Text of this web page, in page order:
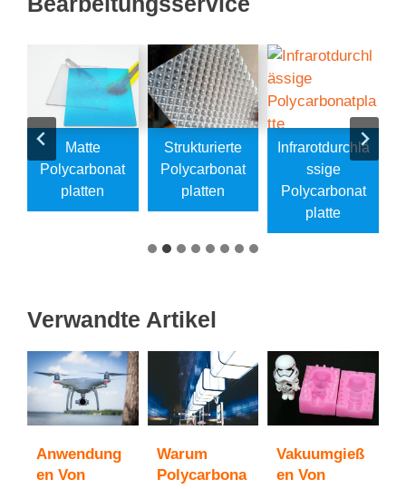
Matte
Polycarbonat
Platten
Strukturierte
Polycarbonat
Platten
Infrarotdurchlä
Ssige
Polycarbonat
Platte
Verwandte Artikel
Anwendung
En Von
Warum
Polycarbona
Vakuumgieß
En Von